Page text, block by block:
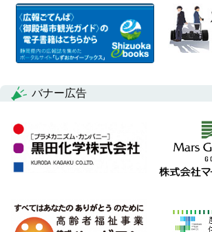
バナー広告